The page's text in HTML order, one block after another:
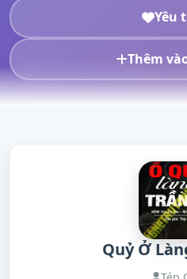
Yêu
Thêm
Quỷ Ở